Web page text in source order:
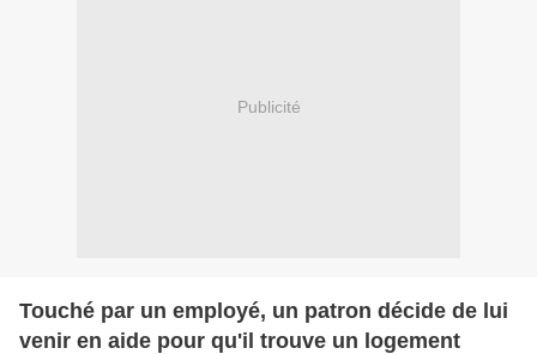
Publicité
Touché par un employé, un patron décide de lui
venir en aide pour qu'il trouve un logement